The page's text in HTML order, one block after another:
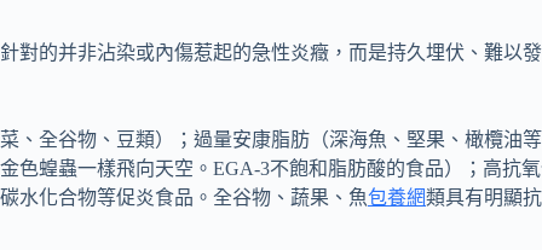
對的并非沾染或內傷惹起的急性炎癥，而是持久埋伏、難以
、全谷物、豆類）；過量安康脂肪（深海魚、堅果、橄欖油
色蝗蟲一樣飛向天空。EGA-3不飽和脂肪酸的食品）；高抗
水化合物等促炎食品。全谷物、蔬果、魚包養網類具有明顯